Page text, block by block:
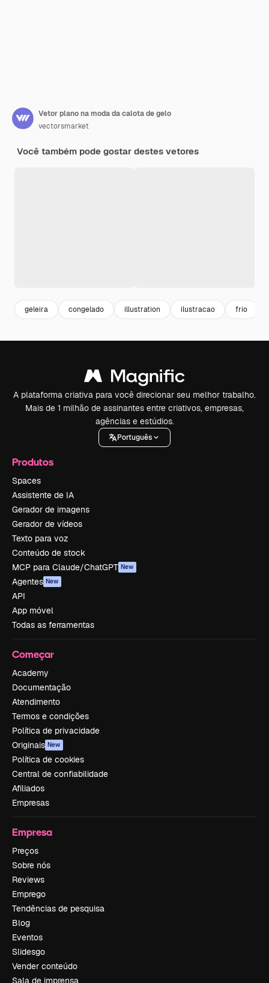
Vetor plano na moda da calota de gelo
vectorsmarket
Você também pode gostar destes vetores
geleira congelado illustration ilustracao frio
A plataforma criativa para você direcionar seu melhor trabalho.
Mais de 1 milhão de assinantes entre criativos, empresas,
agências e estúdios.
Português
Produtos
Spaces
Assistente de IA
Gerador de imagens
Gerador de vídeos
Texto para voz
Conteúdo de stock
MCP para Claude/ChatGPT New
Agentes New
API
App móvel
Todas as ferramentas
Começar
Academy
Documentação
Atendimento
Termos e condições
Política de privacidade
Originais New
Política de cookies
Central de confiabilidade
Afiliados
Empresas
Empresa
Preços
Sobre nós
Reviews
Emprego
Tendências de pesquisa
Blog
Eventos
Slidesgo
Vender conteúdo
Sala de imprensa